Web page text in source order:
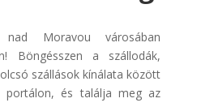
nad Moravou városában
Böngésszen a szállodák,
szállások kínálata között
portálon, és találja meg az